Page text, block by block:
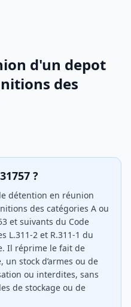
d'un depot
des
?
détention en réunion
des catégories A ou
et suivants du Code
L.311-2 et R.311-1 du
Il réprime le fait de
stock d’armes ou de
ou interdites, sans
de stockage ou de